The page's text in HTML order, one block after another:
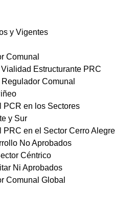
y Vigentes
Comunal
Estructurante PRC
Comunal
PCR en los Sectores
y Sur
PRC en el Sector Cerro Alegre
No Aprobados
Céntrico
Ni Aprobados
Comunal Global